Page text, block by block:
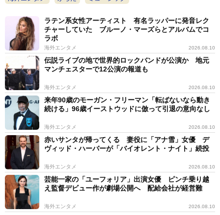
ラテン系女性アーティスト 有名ラッパーに発音レク
チャーしていた ブルーノ・マーズらとアルバムでコ
ラボ
海外エンタメ 2026.08.10
伝説ライブの地で世界的ロックバンドが公演か 地元
マンチェスターで12公演の報道も
海外エンタメ 2026.08.10
来年90歳のモーガン・フリーマン「転ばないなら動き
続ける」96歳イーストウッドに倣って引退の意向なし
海外エンタメ 2026.08.10
赤いサンタが帰ってくる 妻役に「アナ雪」女優 デ
ヴィッド・ハーバーが「バイオレント・ナイト」続投
海外エンタメ 2026.08.10
芸能一家の「ユーフォリア」出演女優 ピンチ乗り越
え監督デビュー作が劇場公開へ 配給会社が経営難
海外エンタメ 2026.08.10